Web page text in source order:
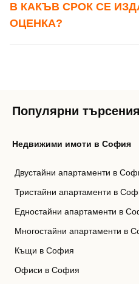
В КАКЪВ СРОК СЕ
ОЦЕНКА?
Популярни
Недвижими имоти в София
Двустайни апартаменти в
Тристайни апартаменти в
Едностайни апартаменти в
Многостайни апартаменти в
Къщи в София
Офиси в София